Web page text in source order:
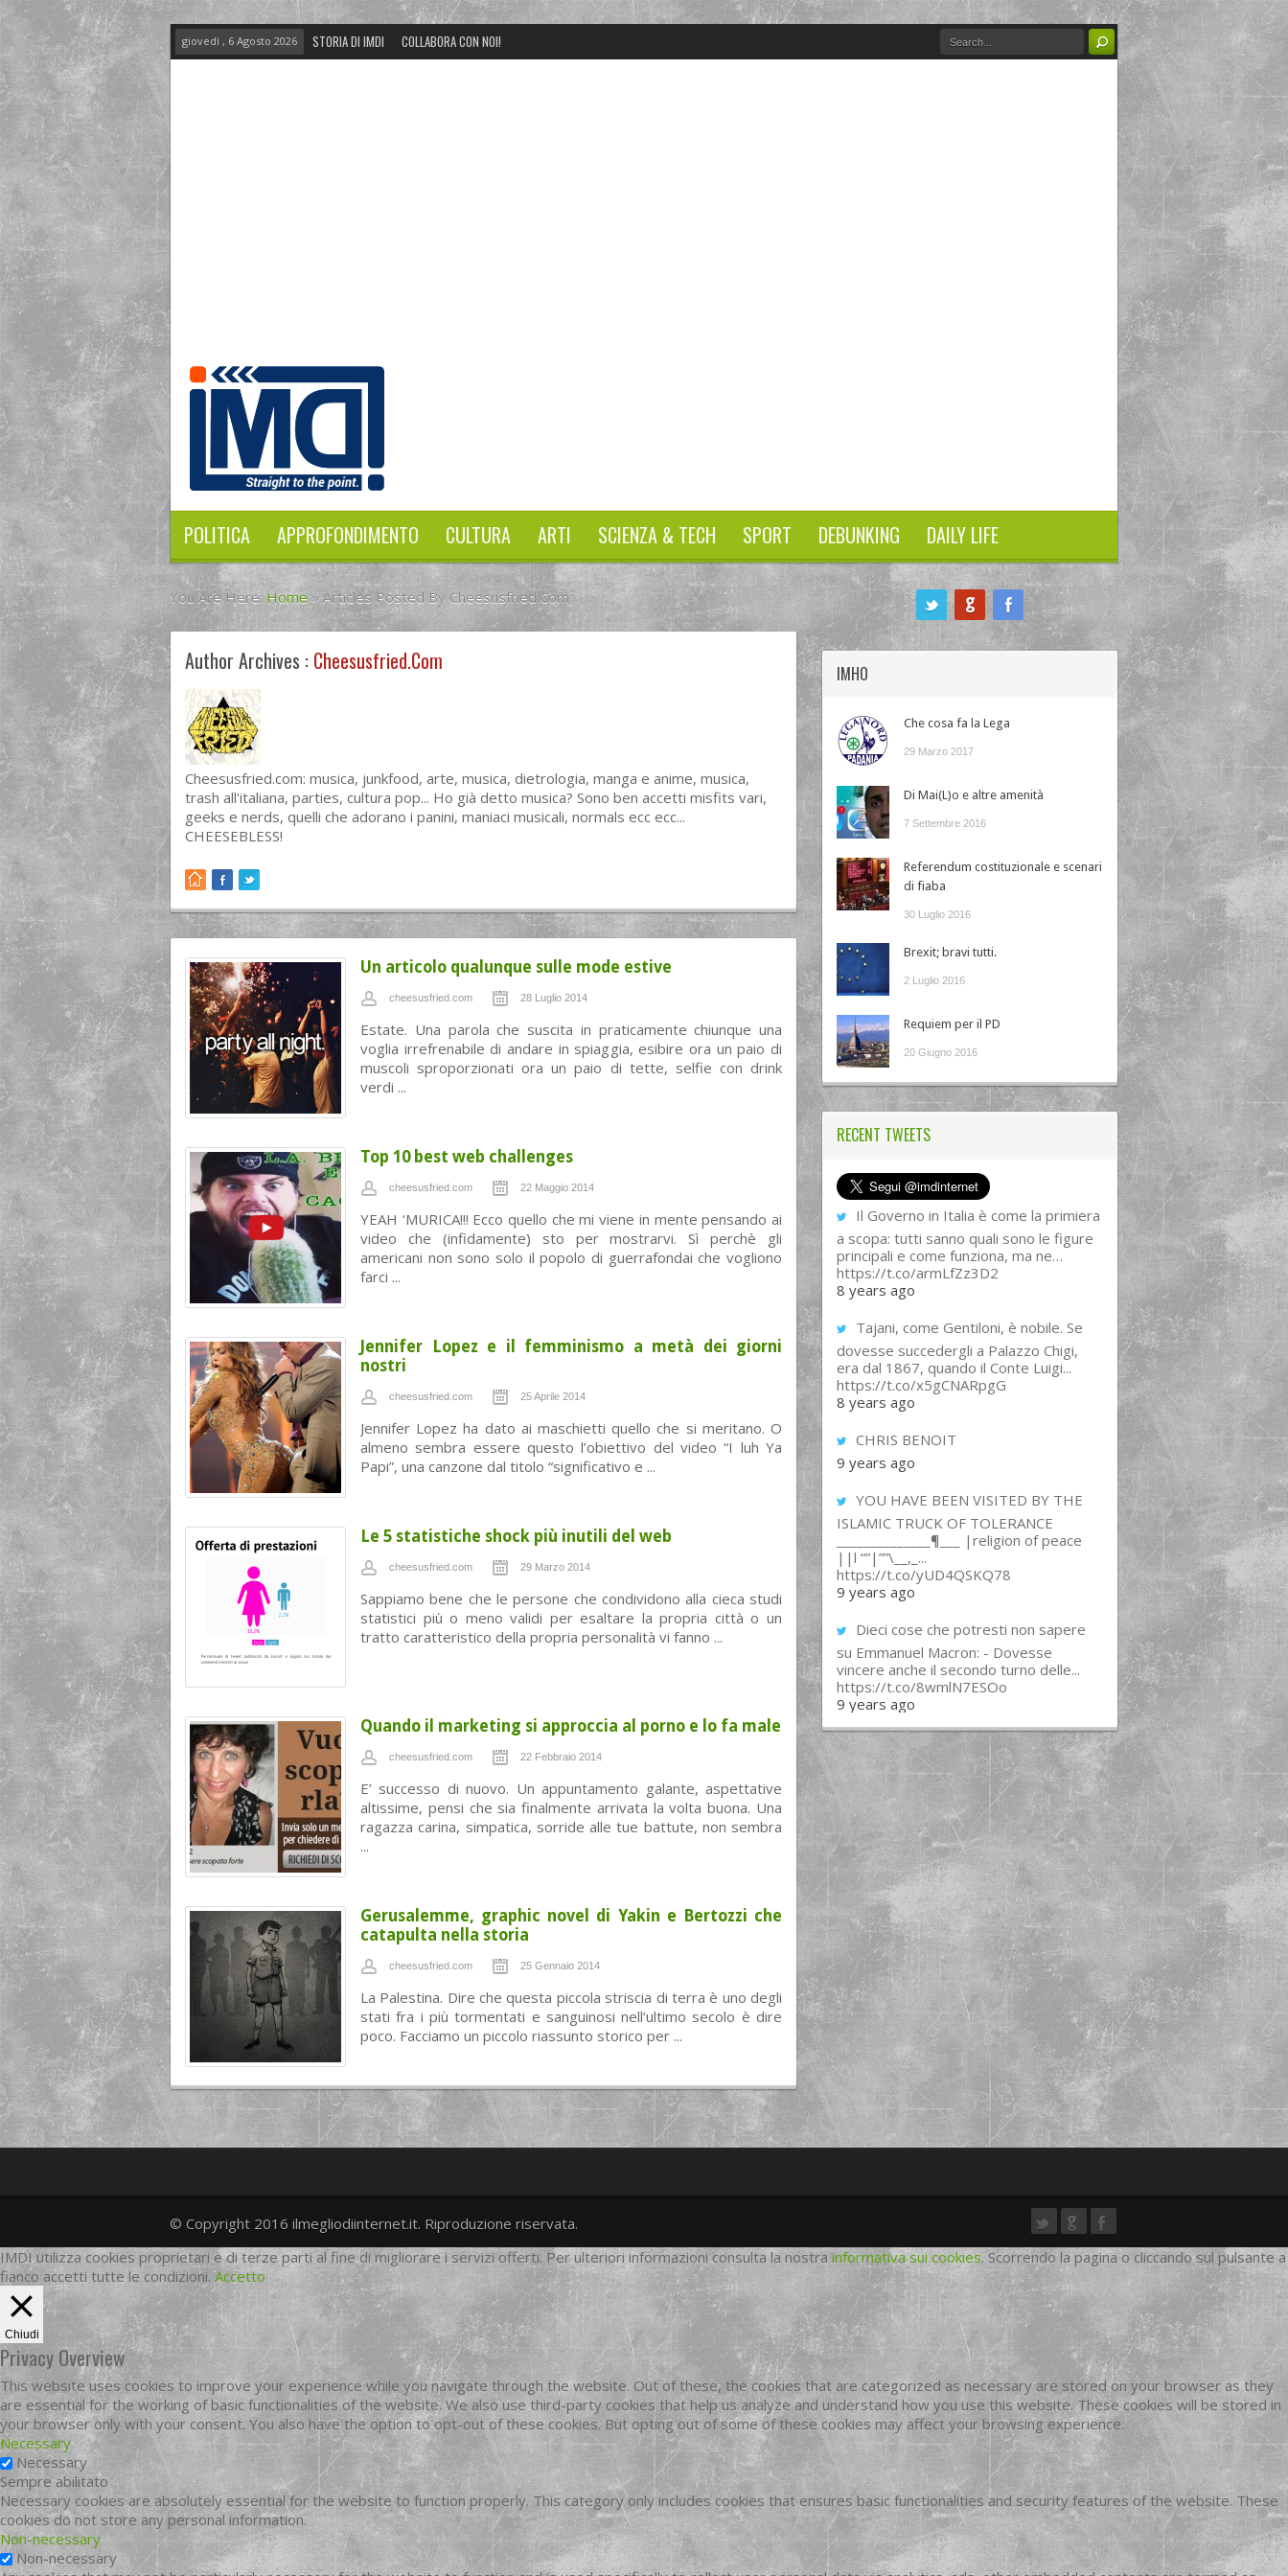
giovedì , 6 Agosto 2026 STORIA DI IMDI COLLABORA CON NOI!
POLITICA APPROFONDIMENTO CULTURA ARTI SCIENZA & TECH SPORT DEBUNKING DAILY LIFE
You Are Here:Home » Articles Posted By Cheesusfried.com
Author Archives : Cheesusfried.com
Cheesusfried.com: musica, junkfood, arte, musica, dietrologia, manga e anime, musica,
trash all'italiana, parties, cultura pop... Ho già detto musica? Sono ben accetti misfits vari,
geeks e nerds, quelli che adorano i panini, maniaci musicali, normals ecc ecc...
CHEESEBLESS!
Un articolo qualunque sulle mode estive
cheesusfried.com 28 Luglio 2014
Estate. Una parola che suscita in praticamente chiunque una
voglia irrefrenabile di andare in spiaggia, esibire ora un paio di
muscoli sproporzionati ora un paio di tette, selfie con drink
verdi ...
Top 10 best web challenges
cheesusfried.com 22 Maggio 2014
YEAH ‘MURICA!!! Ecco quello che mi viene in mente pensando ai
video che (infidamente) sto per mostrarvi. Sì perchè gli
americani non sono solo il popolo di guerrafondai che vogliono
farci ...
Jennifer Lopez e il femminismo a metà dei giorni
nostri
cheesusfried.com 25 Aprile 2014
Jennifer Lopez ha dato ai maschietti quello che si meritano. O
almeno sembra essere questo l’obiettivo del video “I luh Ya
Papi”, una canzone dal titolo “significativo e ...
Le 5 statistiche shock più inutili del web
cheesusfried.com 29 Marzo 2014
Sappiamo bene che le persone che condividono alla cieca studi
statistici più o meno validi per esaltare la propria città o un
tratto caratteristico della propria personalità vi fanno ...
Quando il marketing si approccia al porno e lo fa male
cheesusfried.com 22 Febbraio 2014
E’ successo di nuovo. Un appuntamento galante, aspettative
altissime, pensi che sia finalmente arrivata la volta buona. Una
ragazza carina, simpatica, sorride alle tue battute, non sembra
...
Gerusalemme, graphic novel di Yakin e Bertozzi che
catapulta nella storia
cheesusfried.com 25 Gennaio 2014
La Palestina. Dire che questa piccola striscia di terra è uno degli
stati fra i più tormentati e sanguinosi nell’ultimo secolo è dire
poco. Facciamo un piccolo riassunto storico per ...
twittergoogleplusfacebook
IMHO
Che cosa fa la Lega
29 Marzo 2017
Di Mai(L)o e altre amenità
7 Settembre 2016
Referendum costituzionale e scenari
di fiaba
30 Luglio 2016
Brexit; bravi tutti.
2 Luglio 2016
Requiem per il PD
20 Giugno 2016
RECENT TWEETS
Il Governo in Italia è come la primiera
a scopa: tutti sanno quali sono le figure
principali e come funziona, ma ne…
https://t.co/armLfZz3D2
8 years ago
Tajani, come Gentiloni, è nobile. Se
dovesse succedergli a Palazzo Chigi,
era dal 1867, quando il Conte Luigi...
https://t.co/x5gCNARpgG
8 years ago
CHRIS BENOIT
9 years ago
YOU HAVE BEEN VISITED BY THE
ISLAMIC TRUCK OF TOLERANCE
______________¶___ |religion of peace
||l “”|””\__,_...
https://t.co/yUD4QSKQ78
9 years ago
Dieci cose che potresti non sapere
su Emmanuel Macron: - Dovesse
vincere anche il secondo turno delle...
https://t.co/8wmlN7ESOo
9 years ago
twittergoogleplus
facebook
© Copyright 2016 ilmegliodiinternet.it. Riproduzione riservata.
IMDI utilizza cookies proprietari e di terze parti al fine di migliorare i servizi offerti. Per ulteriori informazioni consulta la nostrainformativa sui cookies. Scorrendo la pagina o cliccando sul pulsante a
fianco accetti tutte le condizioni.Accetto
Chiudi
Privacy Overview
This website uses cookies to improve your experience while you navigate through the website. Out of these, the cookies that are categorized as necessary are stored on your browser as they
are essential for the working of basic functionalities of the website. We also use third-party cookies that help us analyze and understand how you use this website. These cookies will be stored in
your browser only with your consent. You also have the option to opt-out of these cookies. But opting out of some of these cookies may affect your browsing experience.
Necessary
Necessary
Sempre abilitato
Necessary cookies are absolutely essential for the website to function properly. This category only includes cookies that ensures basic functionalities and security features of the website. These
cookies do not store any personal information.
Non-necessary
Non-necessary